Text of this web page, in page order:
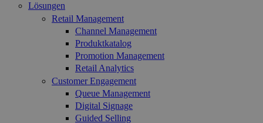
Lösungen
Retail Management
Channel Management
Produktkatalog
Promotion Management
Retail Analytics
Customer Engagement
Queue Management
Digital Signage
Guided Selling